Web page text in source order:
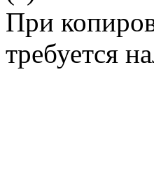
При
требуется